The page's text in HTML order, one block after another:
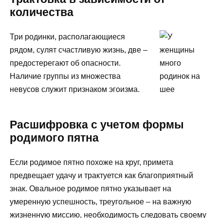
количества
Три родинки, располагающиеся
рядом, сулят счастливую жизнь, две –
предостерегают об опасности.
Наличие группы из множества
невусов служит признаком эгоизма.
Расшифровка с учетом формы
родимого пятна
Если родимое пятно похоже на круг, примета
предвещает удачу и трактуется как благоприятный
знак. Овальное родимое пятно указывает на
умеренную успешность, треугольное – на важную
жизненную миссию, необходимость следовать своему